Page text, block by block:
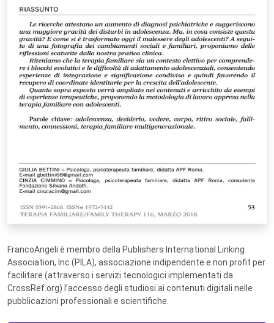
FrancoAngeli è membro della Publishers International Linking
Association, Inc (PILA), associazione indipendente e non profit per
facilitare (attraverso i servizi tecnologici implementati da
CrossRef.org) l’accesso degli studiosi ai contenuti digitali nelle
pubblicazioni professionali e scientifiche.